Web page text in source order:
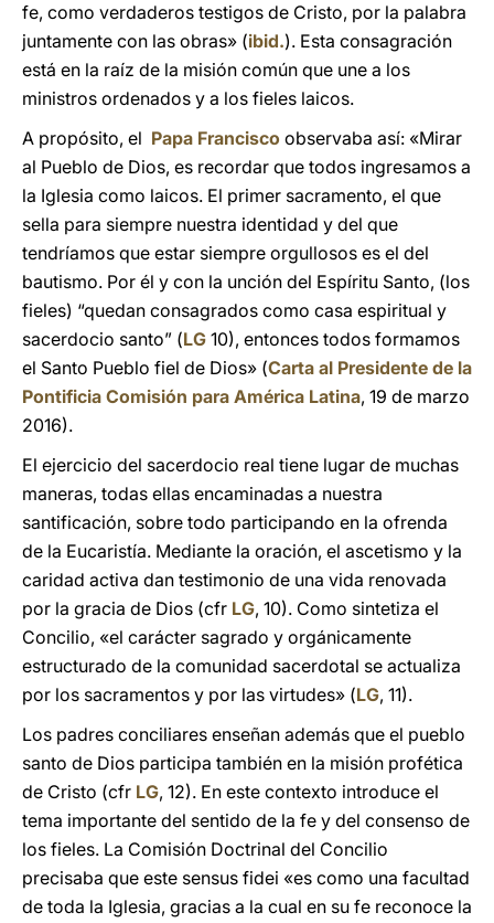
fe, como verdaderos testigos de Cristo, por la palabra
juntamente con las obras» (ibid.). Esta consagración
está en la raíz de la misión común que une a los
ministros ordenados y a los fieles laicos.
A propósito, el Papa Francisco observaba así: «Mirar
al Pueblo de Dios, es recordar que todos ingresamos a
la Iglesia como laicos. El primer sacramento, el que
sella para siempre nuestra identidad y del que
tendríamos que estar siempre orgullosos es el del
bautismo. Por él y con la unción del Espíritu Santo, (los
fieles) “quedan consagrados como casa espiritual y
sacerdocio santo” (LG 10), entonces todos formamos
el Santo Pueblo fiel de Dios» (Carta al Presidente de la
Pontificia Comisión para América Latina, 19 de marzo
2016).
El ejercicio del sacerdocio real tiene lugar de muchas
maneras, todas ellas encaminadas a nuestra
santificación, sobre todo participando en la ofrenda
de la Eucaristía. Mediante la oración, el ascetismo y la
caridad activa dan testimonio de una vida renovada
por la gracia de Dios (cfr LG, 10). Como sintetiza el
Concilio, «el carácter sagrado y orgánicamente
estructurado de la comunidad sacerdotal se actualiza
por los sacramentos y por las virtudes» (LG, 11).
Los padres conciliares enseñan además que el pueblo
santo de Dios participa también en la misión profética
de Cristo (cfr LG, 12). En este contexto introduce el
tema importante del sentido de la fe y del consenso de
los fieles. La Comisión Doctrinal del Concilio
precisaba que este sensus fidei «es como una facultad
de toda la Iglesia, gracias a la cual en su fe reconoce la